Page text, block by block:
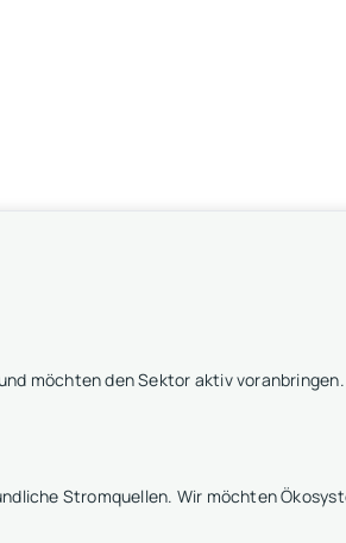
möchten den Sektor aktiv
Stromquellen. Wir möchten